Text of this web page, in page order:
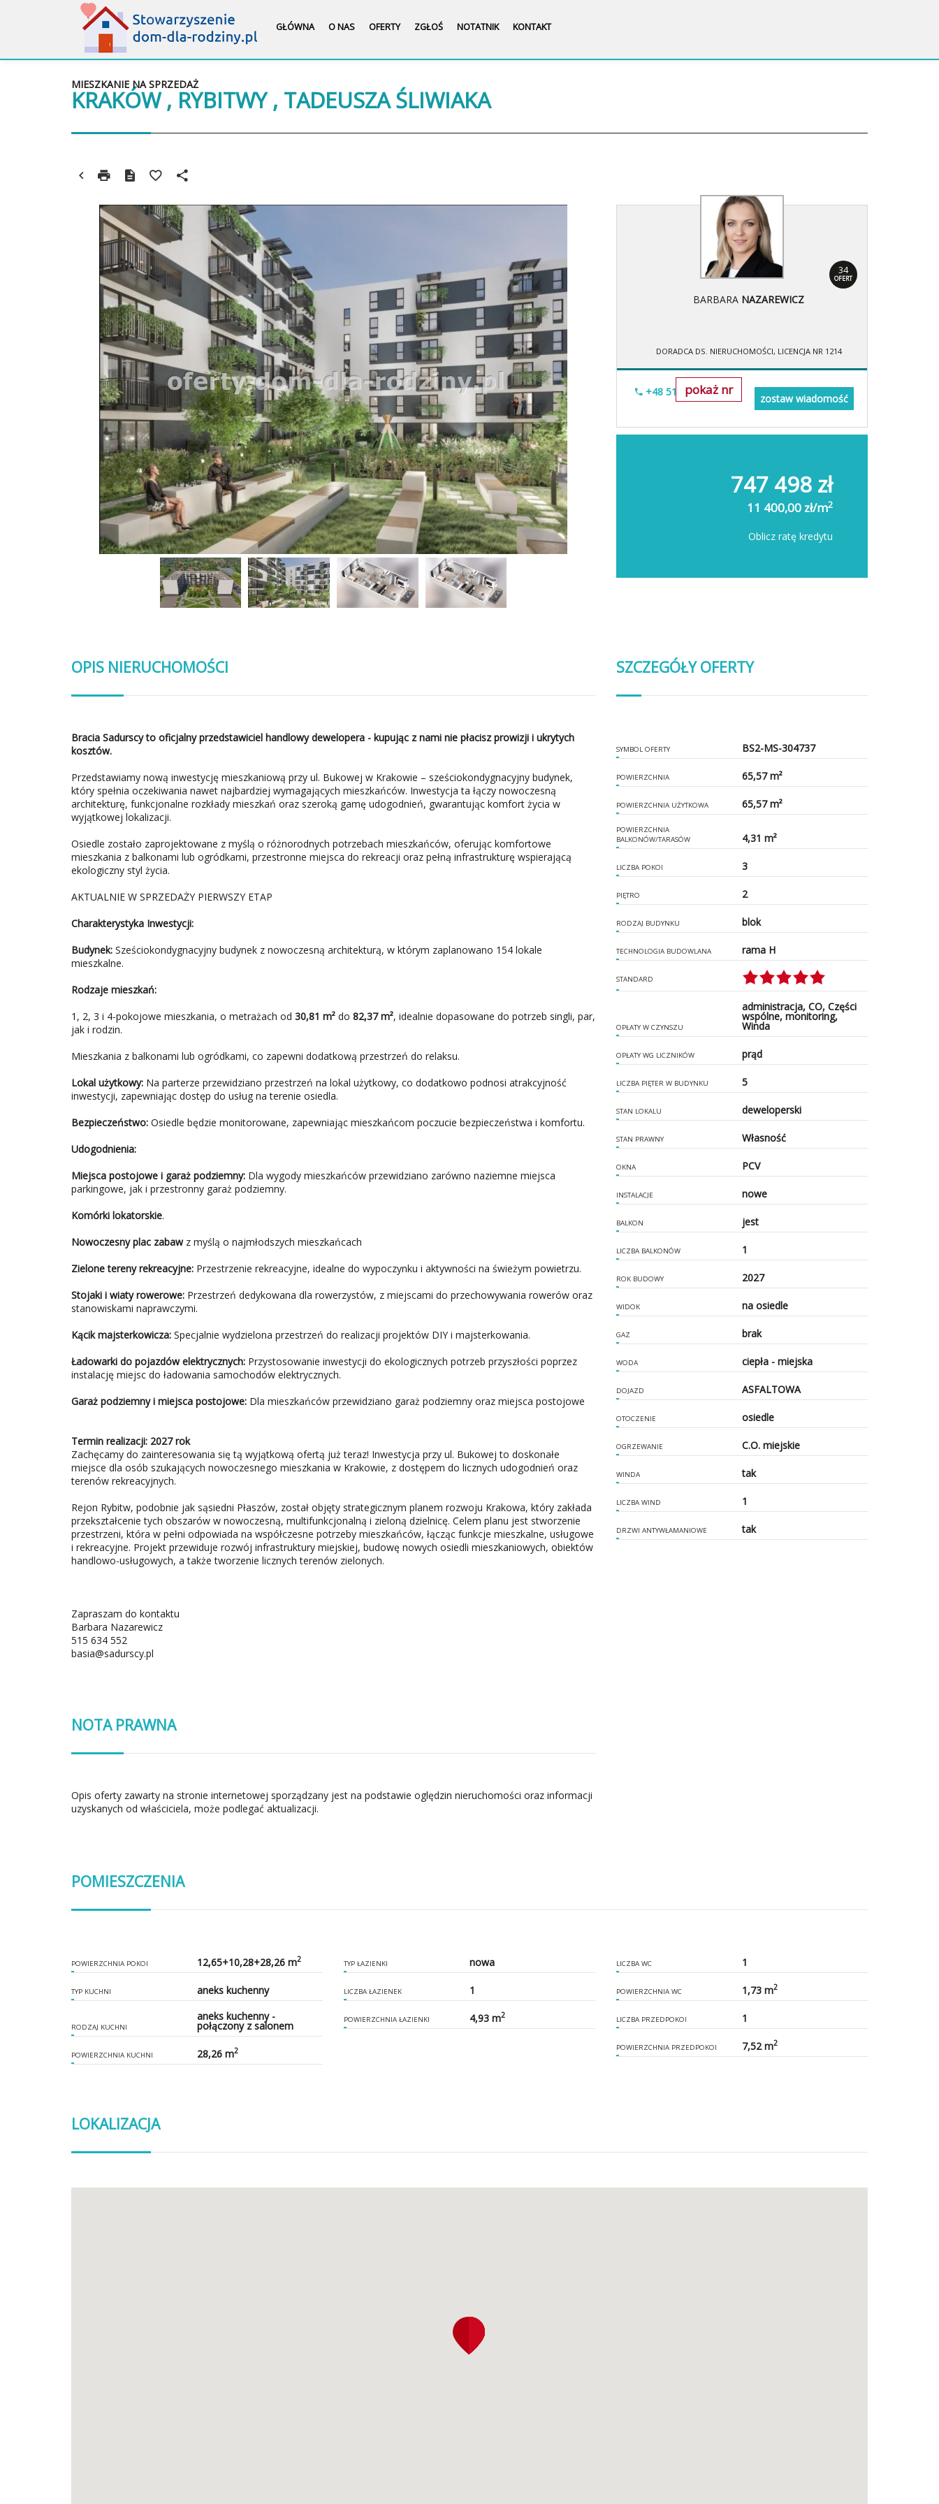
GŁÓWNA O NAS OFERTY ZGŁOŚ NOTATNIK KONTAKT
KRAKÓW , RYBITWY , TADEUSZA ŚLIWIAKA
MIESZKANIE NA SPRZEDAŻ
34
OFERT
BARBARA NAZAREWICZ
DORADCA DS. NIERUCHOMOŚCI, LICENCJA NR 1214
pokaż nr
+48 515-634-552
zostaw wiadomość
747 498 zł
11 400,00 zł/m2
Oblicz ratę kredytu
OPIS NIERUCHOMOŚCI
Bracia Sadurscy to oficjalny przedstawiciel handlowy dewelopera - kupując z nami nie płacisz prowizji i ukrytych
kosztów.
Przedstawiamy nową inwestycję mieszkaniową przy ul. Bukowej w Krakowie – sześciokondygnacyjny budynek,
który spełnia oczekiwania nawet najbardziej wymagających mieszkańców. Inwestycja ta łączy nowoczesną
architekturę, funkcjonalne rozkłady mieszkań oraz szeroką gamę udogodnień, gwarantując komfort życia w
wyjątkowej lokalizacji.
Osiedle zostało zaprojektowane z myślą o różnorodnych potrzebach mieszkańców, oferując komfortowe
mieszkania z balkonami lub ogródkami, przestronne miejsca do rekreacji oraz pełną infrastrukturę wspierającą
ekologiczny styl życia.
AKTUALNIE W SPRZEDAŻY PIERWSZY ETAP
Charakterystyka Inwestycji:
Budynek: Sześciokondygnacyjny budynek z nowoczesną architekturą, w którym zaplanowano 154 lokale
mieszkalne.
Rodzaje mieszkań:
1, 2, 3 i 4-pokojowe mieszkania, o metrażach od 30,81 m² do 82,37 m², idealnie dopasowane do potrzeb singli, par,
jak i rodzin.
Mieszkania z balkonami lub ogródkami, co zapewni dodatkową przestrzeń do relaksu.
Lokal użytkowy: Na parterze przewidziano przestrzeń na lokal użytkowy, co dodatkowo podnosi atrakcyjność
inwestycji, zapewniając dostęp do usług na terenie osiedla.
Bezpieczeństwo: Osiedle będzie monitorowane, zapewniając mieszkańcom poczucie bezpieczeństwa i komfortu.
Udogodnienia:
Miejsca postojowe i garaż podziemny: Dla wygody mieszkańców przewidziano zarówno naziemne miejsca
parkingowe, jak i przestronny garaż podziemny.
Komórki lokatorskie.
Nowoczesny plac zabaw z myślą o najmłodszych mieszkańcach
Zielone tereny rekreacyjne: Przestrzenie rekreacyjne, idealne do wypoczynku i aktywności na świeżym powietrzu.
Stojaki i wiaty rowerowe: Przestrzeń dedykowana dla rowerzystów, z miejscami do przechowywania rowerów oraz
stanowiskami naprawczymi.
Kącik majsterkowicza: Specjalnie wydzielona przestrzeń do realizacji projektów DIY i majsterkowania.
Ładowarki do pojazdów elektrycznych: Przystosowanie inwestycji do ekologicznych potrzeb przyszłości poprzez
instalację miejsc do ładowania samochodów elektrycznych.
Garaż podziemny i miejsca postojowe: Dla mieszkańców przewidziano garaż podziemny oraz miejsca postojowe
Termin realizacji: 2027 rok
Zachęcamy do zainteresowania się tą wyjątkową ofertą już teraz! Inwestycja przy ul. Bukowej to doskonałe
miejsce dla osób szukających nowoczesnego mieszkania w Krakowie, z dostępem do licznych udogodnień oraz
terenów rekreacyjnych.
Rejon Rybitw, podobnie jak sąsiedni Płaszów, został objęty strategicznym planem rozwoju Krakowa, który zakłada
przekształcenie tych obszarów w nowoczesną, multifunkcjonalną i zieloną dzielnicę. Celem planu jest stworzenie
przestrzeni, która w pełni odpowiada na współczesne potrzeby mieszkańców, łącząc funkcje mieszkalne, usługowe
i rekreacyjne. Projekt przewiduje rozwój infrastruktury miejskiej, budowę nowych osiedli mieszkaniowych, obiektów
handlowo-usługowych, a także tworzenie licznych terenów zielonych.
Zapraszam do kontaktu
Barbara Nazarewicz
515 634 552
basia@sadurscy.pl
NOTA PRAWNA
Opis oferty zawarty na stronie internetowej sporządzany jest na podstawie oględzin nieruchomości oraz informacji
uzyskanych od właściciela, może podlegać aktualizacji.
SZCZEGÓŁY OFERTY
SYMBOL OFERTY BS2-MS-304737
POWIERZCHNIA 65,57 m²
POWIERZCHNIA UŻYTKOWA 65,57 m²
POWIERZCHNIA
BALKONÓW/TARASÓW
4,31 m²
LICZBA POKOI 3
PIĘTRO 2
RODZAJ BUDYNKU blok
TECHNOLOGIA BUDOWLANA rama H
STANDARD
OPŁATY W CZYNSZU
administracja, CO, Części
wspólne, monitoring,
Winda
OPŁATY WG LICZNIKÓW prąd
LICZBA PIĘTER W BUDYNKU 5
STAN LOKALU deweloperski
STAN PRAWNY Własność
OKNA PCV
INSTALACJE nowe
BALKON jest
LICZBA BALKONÓW 1
ROK BUDOWY 2027
WIDOK na osiedle
GAZ brak
WODA ciepła - miejska
DOJAZD ASFALTOWA
OTOCZENIE osiedle
OGRZEWANIE C.O. miejskie
WINDA tak
LICZBA WIND 1
DRZWI ANTYWŁAMANIOWE tak
POMIESZCZENIA
POWIERZCHNIA POKOI 12,65+10,28+28,26 m2
TYP KUCHNI aneks kuchenny
RODZAJ KUCHNI
aneks kuchenny -
połączony z salonem
POWIERZCHNIA KUCHNI 28,26 m2
TYP ŁAZIENKI nowa
LICZBA ŁAZIENEK 1
POWIERZCHNIA ŁAZIENKI 4,93 m2
LICZBA WC 1
POWIERZCHNIA WC 1,73 m2
LICZBA PRZEDPOKOI 1
POWIERZCHNIA PRZEDPOKOI 7,52 m2
LOKALIZACJA